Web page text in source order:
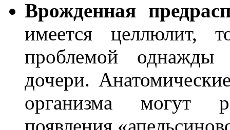
Врожденная
имеется целлюлит,
проблемой однажды
дочери.
организма могут